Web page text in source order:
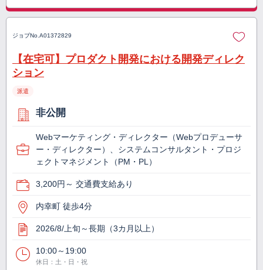
ジョブNo. A01372829
【在宅可】プロダクト開発における開発ディレク
ション
派遣
非公開
Webマーケティング・ディレクター（Webプロデューサ
ー・ディレクター）、システムコンサルタント・プロジ
ェクトマネジメント（PM・PL）
3,200円～ 交通費支給あり
内幸町 徒歩4分
2026/8/上旬～長期（3カ月以上）
10:00～19:00
休日：土・日・祝